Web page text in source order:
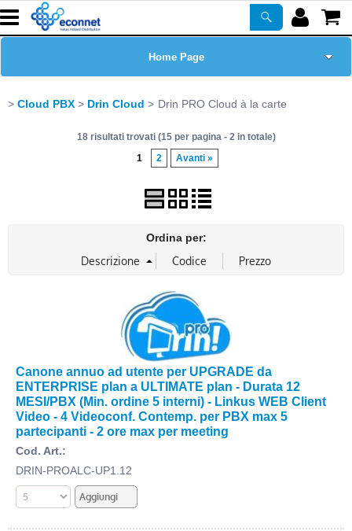
Home Page
Prodotti
Certificazioni
Newsletter
PROMO ATTIVE
Cloud PBX Drin Cloud Drin PRO Cloud à la carte
18 risultati trovati (15 per pagina - 2 in totale)
1
2 Avanti »
Ordina per:
Canone annuo ad utente per UPGRADE da
ENTERPRISE plan a ULTIMATE plan - Durata 12
MESI/PBX (Min. ordine 5 interni) - Linkus WEB Client
Video - 4 Videoconf. Contemp. per PBX max 5
partecipanti - 2 ore max per meeting
Cod. Art.:
DRIN-PROALC-UP1.12